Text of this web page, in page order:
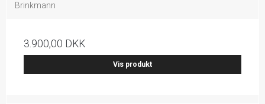
Brinkmann
3.900,00 DKK
Vis produkt